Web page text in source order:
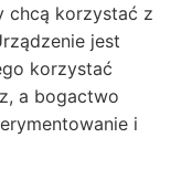
chcą korzystać z
jest
korzystać
a bogactwo
i